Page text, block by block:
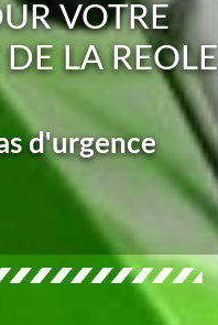
VOTRE
LA REOLE
d'urgence